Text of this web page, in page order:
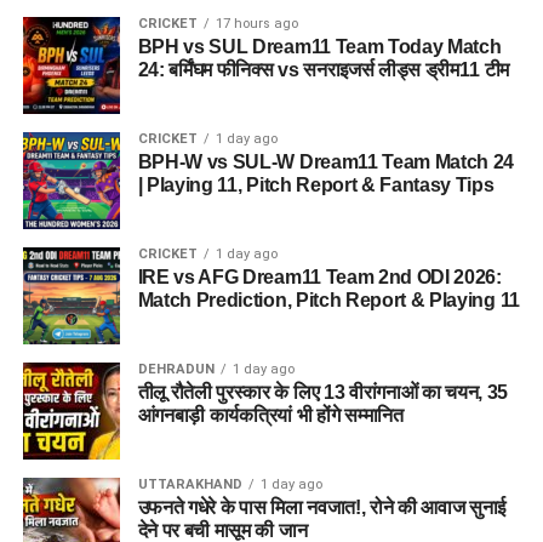
CRICKET 17 hours ago
BPH vs SUL Dream11 Team Today Match
24: बर्मिंघम फीनिक्स vs सनराइजर्स लीड्स ड्रीम11 टीम
CRICKET 1 day ago
BPH-W vs SUL-W Dream11 Team Match 24
| Playing 11, Pitch Report & Fantasy Tips
CRICKET 1 day ago
IRE vs AFG Dream11 Team 2nd ODI 2026:
Match Prediction, Pitch Report & Playing 11
DEHRADUN 1 day ago
तीलू रौतेली पुरस्कार के लिए 13 वीरांगनाओं का चयन, 35
आंगनबाड़ी कार्यकत्रियां भी होंगे सम्मानित
UTTARAKHAND 1 day ago
उफनते गधेरे के पास मिला नवजात!, रोने की आवाज सुनाई
देने पर बची मासूम की जान